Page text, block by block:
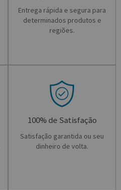
Entrega rápida e segura para
determinados produtos e
regiões.
100% de Satisfação
Satisfação garantida ou seu
dinheiro de volta.